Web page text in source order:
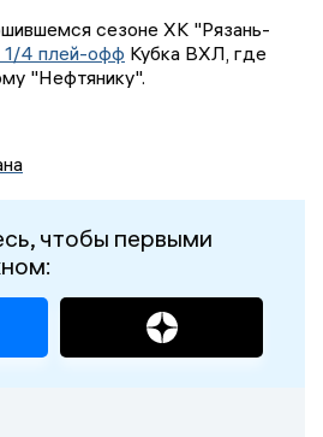
сезоне ХК "Рязань-
1/4 плей-офф Кубка ВХЛ, где
"Нефтянику".
чтобы первыми